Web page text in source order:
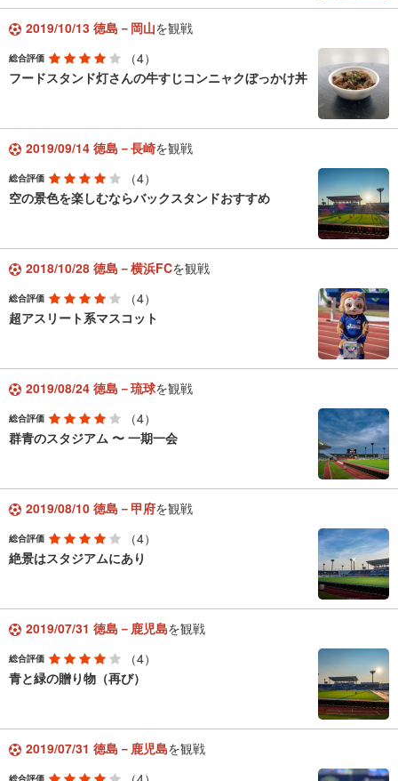
2019/10/13 徳島－岡山を観戦
総合評価
（4）
フードスタンド灯さんの牛すじコンニャクぼっかけ丼
2019/09/14 徳島－長崎を観戦
総合評価
（4）
空の景色を楽しむならバックスタンドおすすめ
2018/10/28 徳島－横浜FCを観戦
総合評価
（4）
超アスリート系マスコット
2019/08/24 徳島－琉球を観戦
総合評価
（4）
群青のスタジアム 〜 一期一会
2019/08/10 徳島－甲府を観戦
総合評価
（4）
絶景はスタジアムにあり
2019/07/31 徳島－鹿児島を観戦
総合評価
（4）
青と緑の贈り物（再び）
2019/07/31 徳島－鹿児島を観戦
総合評価